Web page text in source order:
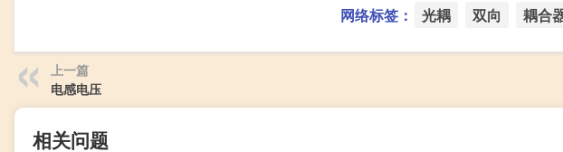
网络标签： 光耦 双向 耦合
上一篇
电感电压
相关问题